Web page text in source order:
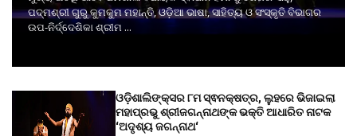
ପଦ୍ମଶ୍ରୀ ଗୁରୁ କୁମକୁମ ମହାନ୍ତି, ଓଡ଼ିଆ ଭାଷା, ସାହିତ୍ୟ ଓ ସଂସ୍କୃତି ବିଭାଗର
ଉପ-ନିର୍ଦ୍ଦେଶିକା ଶ୍ରୀମ ...
ଓଡ଼ିଶାଲିଙ୍କ୍ସର ୮ମ ସ୍ଵନକ୍ଷତ୍ର, ଲୁହରେ ଭିଜାଇଲା
ମହାପ୍ରଭୁ ଶ୍ରୀଜଗନ୍ନାଥଙ୍କ ଭକ୍ତି ଆଧାରିତ ନାଟକ
‘ଅଦୃଶ୍ୟ ଜଗନ୍ନାଥ‘